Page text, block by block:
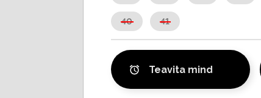
40 41
Teavita mind